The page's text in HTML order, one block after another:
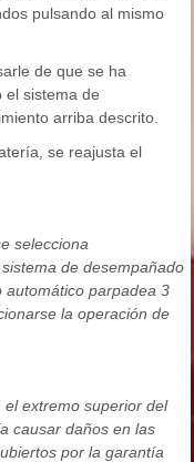
pulsando al mismo
de que se ha
el sistema de
arriba descrito.
se reajusta el
selecciona
de desempañado
automático parpadea 3
la operación de
extremo superior del
causar daños en las
por la garantía